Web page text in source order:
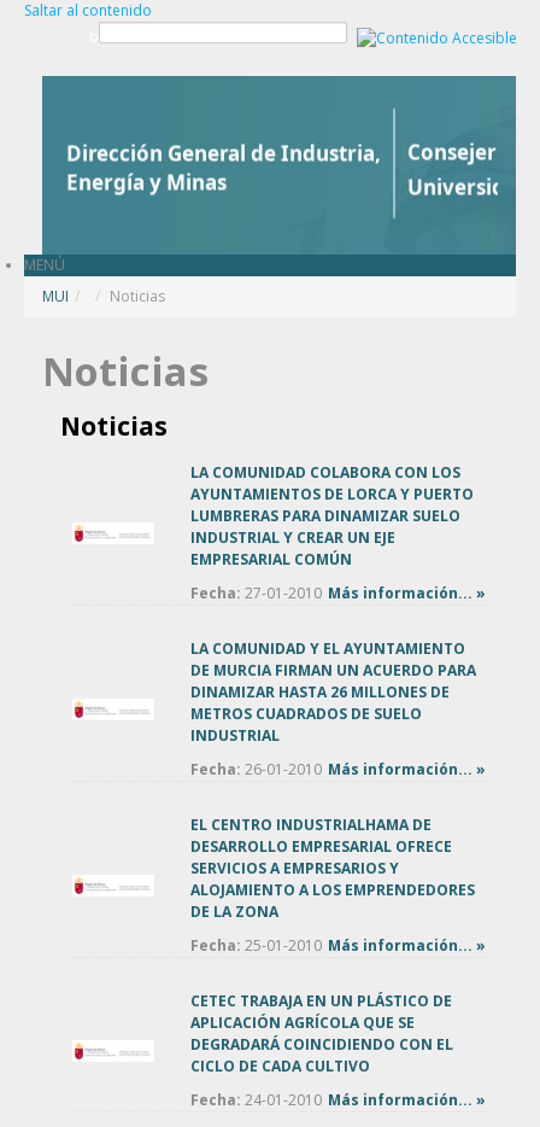
Saltar al contenido
MENÚ
MUI / Noticias
Noticias
Noticias
LA COMUNIDAD COLABORA CON LOS
AYUNTAMIENTOS DE LORCA Y PUERTO
LUMBRERAS PARA DINAMIZAR SUELO
INDUSTRIAL Y CREAR UN EJE
EMPRESARIAL COMÚN
Fecha: 27-01-2010 Más información... »
LA COMUNIDAD Y EL AYUNTAMIENTO
DE MURCIA FIRMAN UN ACUERDO PARA
DINAMIZAR HASTA 26 MILLONES DE
METROS CUADRADOS DE SUELO
INDUSTRIAL
Fecha: 26-01-2010 Más información... »
EL CENTRO INDUSTRIALHAMA DE
DESARROLLO EMPRESARIAL OFRECE
SERVICIOS A EMPRESARIOS Y
ALOJAMIENTO A LOS EMPRENDEDORES
DE LA ZONA
Fecha: 25-01-2010 Más información... »
CETEC TRABAJA EN UN PLÁSTICO DE
APLICACIÓN AGRÍCOLA QUE SE
DEGRADARÁ COINCIDIENDO CON EL
CICLO DE CADA CULTIVO
Fecha: 24-01-2010 Más información... »